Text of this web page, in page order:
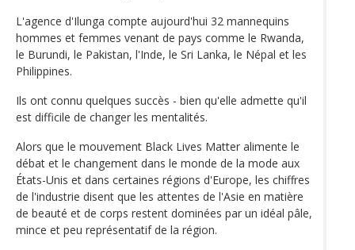
L'agence d'Ilunga compte aujourd'hui 32 mannequins
hommes et femmes venant de pays comme le Rwanda,
le Burundi, le Pakistan, l'Inde, le Sri Lanka, le Népal et les
Philippines.
Ils ont connu quelques succès - bien qu'elle admette qu'il
est difficile de changer les mentalités.
Alors que le mouvement Black Lives Matter alimente le
débat et le changement dans le monde de la mode aux
États-Unis et dans certaines régions d'Europe, les chiffres
de l'industrie disent que les attentes de l'Asie en matière
de beauté et de corps restent dominées par un idéal pâle,
mince et peu représentatif de la région.